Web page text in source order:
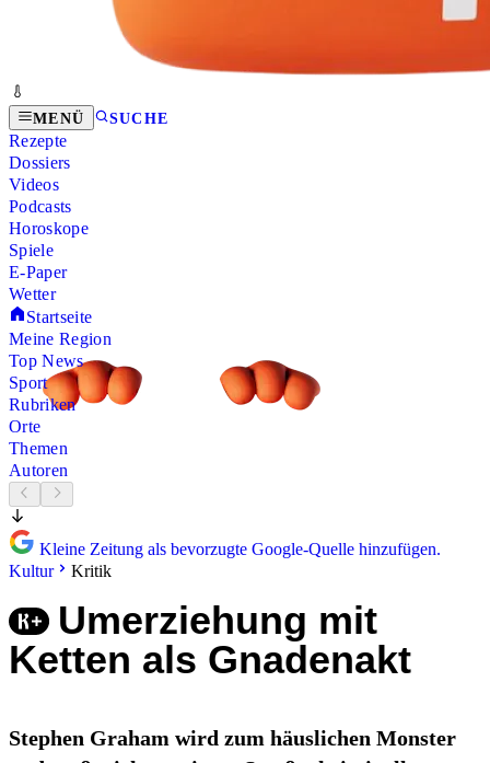
MENÜ SUCHE
Rezepte
Dossiers
Videos
Podcasts
Horoskope
Spiele
E-Paper
Wetter
Startseite
Meine Region
Top News
Sport
Rubriken
Orte
Themen
Autoren
Kleine Zeitung als bevorzugte Google-Quelle hinzufügen.
Kultur
Kritik
Umerziehung mit
Ketten als Gnadenakt
Stephen Graham wird zum häuslichen Monster